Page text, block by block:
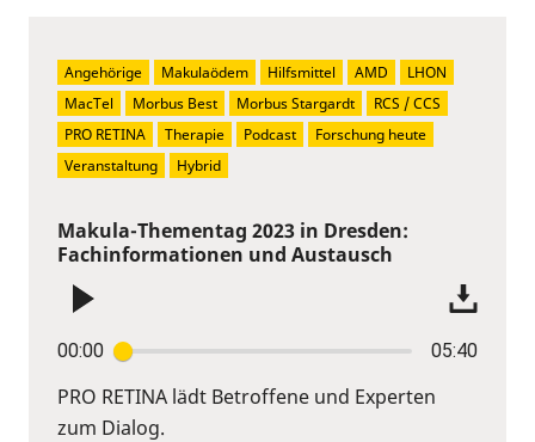
Makula-Thementag 2023 in Dresden:
Fachinformationen und Austausch
00:00 05:40
PRO RETINA lädt Betroffene und Experten
zum Dialog.
Angehörige Makulaödem Hilfsmittel AMD
LHON
MacTel
Morbus Best Morbus Stargardt
RCS / CCS
PRO RETINA
Therapie Podcast
Forschung heute
Veranstaltung
Hybrid